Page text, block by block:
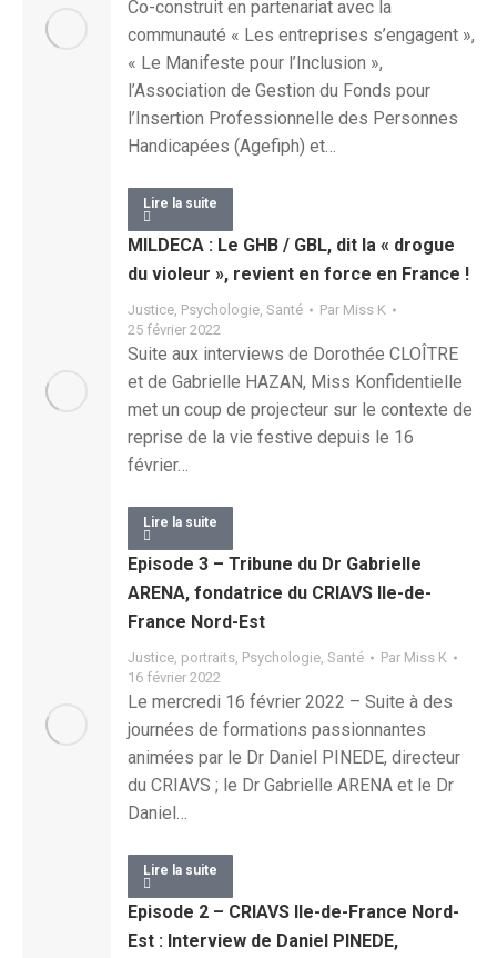
Co-construit en partenariat avec la
communauté « Les entreprises s’engagent »,
« Le Manifeste pour l’Inclusion »,
l’Association de Gestion du Fonds pour
l’Insertion Professionnelle des Personnes
Handicapées (Agefiph) et…
Lire la suite
MILDECA : Le GHB / GBL, dit la « drogue
du violeur », revient en force en France !
Justice, Psychologie, Santé Par Miss K
25 février 2022
Suite aux interviews de Dorothée CLOÎTRE
et de Gabrielle HAZAN, Miss Konfidentielle
met un coup de projecteur sur le contexte de
reprise de la vie festive depuis le 16
février…
Lire la suite
Episode 3 – Tribune du Dr Gabrielle
ARENA, fondatrice du CRIAVS Ile-de-
France Nord-Est
Justice, portraits, Psychologie, Santé Par Miss K
16 février 2022
Le mercredi 16 février 2022 – Suite à des
journées de formations passionnantes
animées par le Dr Daniel PINEDE, directeur
du CRIAVS ; le Dr Gabrielle ARENA et le Dr
Daniel…
Lire la suite
Episode 2 – CRIAVS Ile-de-France Nord-
Est : Interview de Daniel PINEDE,